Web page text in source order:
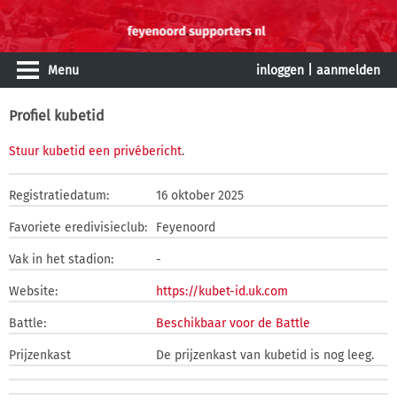
Menu inloggen aanmelden
Profiel kubetid
Stuur kubetid een privébericht.
Registratiedatum: 16 oktober 2025
Favoriete eredivisieclub: Feyenoord
Vak in het stadion: -
Website: https://kubet-id.uk.com
Battle: Beschikbaar voor de Battle
Prijzenkast De prijzenkast van kubetid is nog leeg.